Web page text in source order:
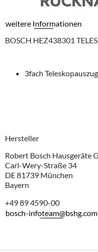
weitere Informationen
BOSCH HEZ438301
3fach Teleskopauszug
Hersteller
Robert Bosch Hausgeräte
Carl-Wery-Straße 34
DE 81739 München
Bayern
+49 89 4590-00
bosch-infoteam@bshg.com